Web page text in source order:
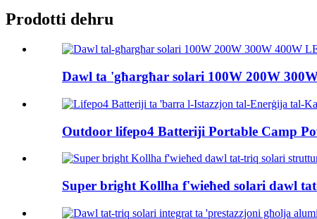
Prodotti dehru
Dawl ta 'għargħar solari 100W 200W
Outdoor lifepo4 Batteriji Portable Camp
Super bright Kollha f'wieħed solari dawl